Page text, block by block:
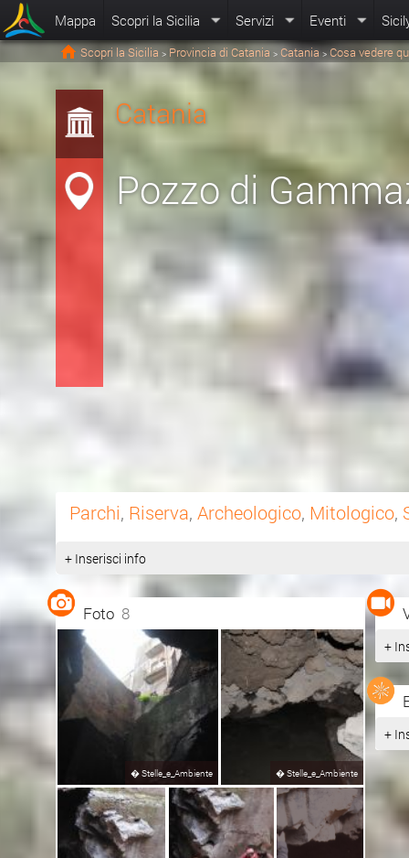
Mappa Scopri la Sicilia Servizi Eventi
Scopri la Sicilia > Provincia di Catania > Catania > Cosa vedere
Catania
Pozzo di
Parchi, Riserva,Archeologico, Mitologico,
+ Inserisci info
Foto 8
�Stelle_e_Ambiente �Stelle_e_Ambiente
+
+